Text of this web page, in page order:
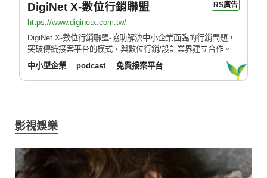
DigiNet X-數位行銷聯盟 RS廣告
https://www.diginetx.com.tw/
DigiNet X-數位行銷聯盟-協助解決中小企業面臨的行銷問題，
突破傳統接案平台的模式，與數位行銷/設計業界建立合作。
中小型企業
podcast 免費接案平台
影視娛樂